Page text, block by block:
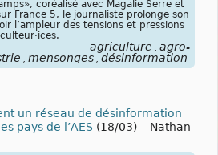
coréalisé avec Magalie Serre et
France 5, le journaliste prolonge son
l’ampleur des tensions et pressions
agriculture
agro-
mensonges désinformation
un réseau de désinformation
pays de l’AES (18/03) - Nathan